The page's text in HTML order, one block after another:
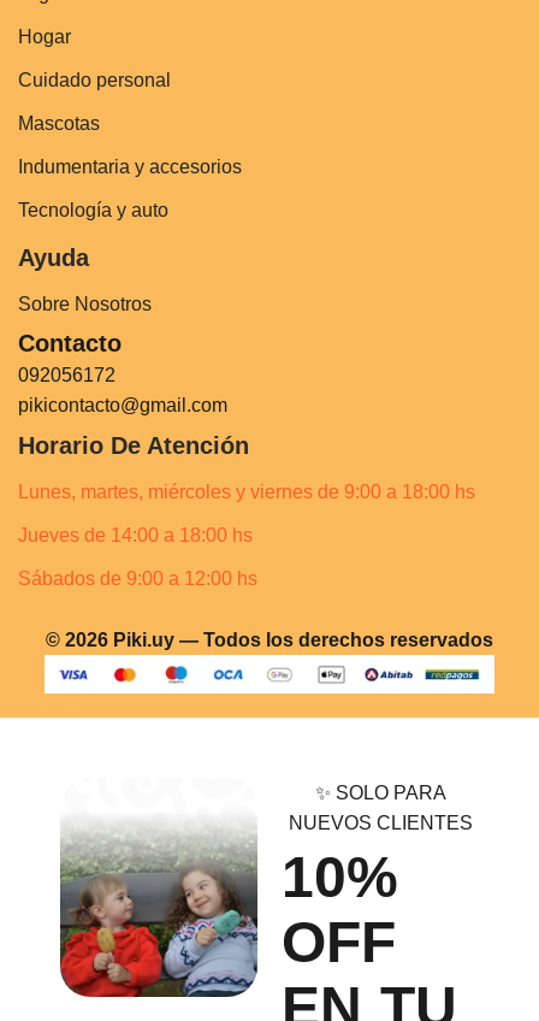
Hogar
Cuidado personal
Mascotas
Indumentaria y accesorios
Tecnología y auto
Ayuda
Sobre Nosotros
Contacto
092056172
pikicontacto@gmail.com
Horario De Atención
Lunes, martes, miércoles y viernes de 9:00 a 18:00 hs
Jueves de 14:00 a 18:00 hs
Sábados de 9:00 a 12:00 hs
© 2026 Piki.uy — Todos los derechos reservados
✨ SOLO PARA
NUEVOS CLIENTES
10%
OFF
EN TU